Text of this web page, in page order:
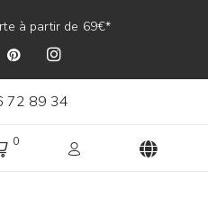
à partir de 69€*
72 89 34
0